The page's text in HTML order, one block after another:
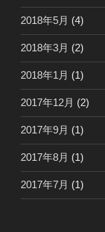
2018年5月 (4)
2018年3月 (2)
2018年1月 (1)
2017年12月 (2)
2017年9月 (1)
2017年8月 (1)
2017年7月 (1)